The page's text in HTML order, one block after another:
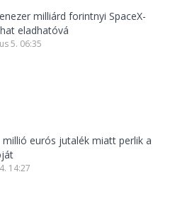
milliárd forintnyi SpaceX-
eladhatóvá
5. 06:35
millió eurós jutalék miatt perlik a
14:27